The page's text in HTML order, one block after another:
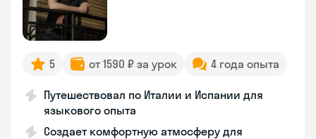
5 от 1590 ₽ за урок 4 года опыта
Путешествовал по Италии и Испании для
языкового опыта
Создает комфортную атмосферу для